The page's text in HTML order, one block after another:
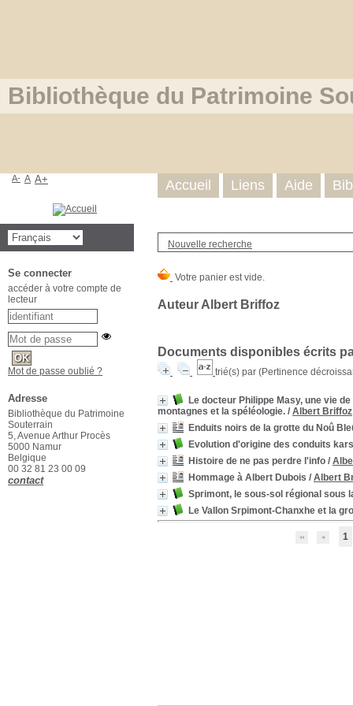
Bibliothèque du Patrimoine
Nouvelle recherche
Auteur Albert Briffoz
Documents disponibles écrits
trié(s) par (Pertinence
Le docteur Philippe Masy, une vie
montagnes et la spéléologie. / Albert Briffoz
Enduits noirs de la grotte du Noû
Evolution d'origine des conduits
Histoire de ne pas perdre l'info /
Hommage à Albert Dubois / Albert
Sprimont, le sous-sol régional sous
Le Vallon Srpimont-Chanxhe et la
1
Accueil Liens Aide
A- A A+
Se connecter
accéder à votre compte de
lecteur
Mot de passe oublié ?
Adresse
Bibliothèque du Patrimoine
Souterrain
5, Avenue Arthur Procès
5000 Namur
Belgique
00 32 81 23 00 09
contact